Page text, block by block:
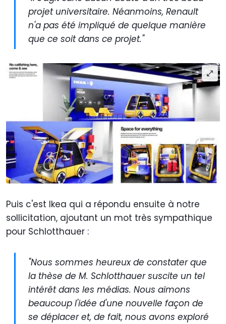
projet universitaire. Néanmoins, Renault
n'a pas été impliqué de quelque manière
que ce soit dans ce projet."
Puis c'est Ikea qui a répondu ensuite à notre
sollicitation, ajoutant un mot très sympathique
pour Schlotthauer :
"Nous sommes heureux de constater que
la thèse de M. Schlotthauer suscite un tel
intérêt dans les médias. Nous aimons
beaucoup l'idée d'une nouvelle façon de
se déplacer et, de fait, nous avons exploré